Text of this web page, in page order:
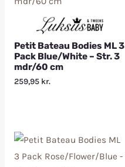
Petit Bateau Bodies ML 3
Pack Blue/White – Str. 3
mdr/60 cm
259,95 kr.